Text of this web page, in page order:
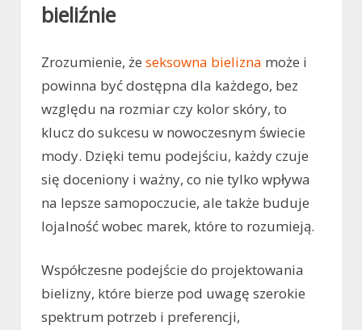
bieliźnie
Zrozumienie, że seksowna bielizna może i
powinna być dostępna dla każdego, bez
względu na rozmiar czy kolor skóry, to
klucz do sukcesu w nowoczesnym świecie
mody. Dzięki temu podejściu, każdy czuje
się doceniony i ważny, co nie tylko wpływa
na lepsze samopoczucie, ale także buduje
lojalność wobec marek, które to rozumieją.
Współczesne podejście do projektowania
bielizny, które bierze pod uwagę szerokie
spektrum potrzeb i preferencji,